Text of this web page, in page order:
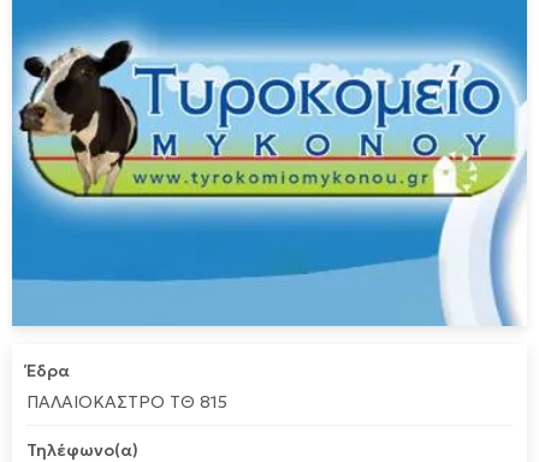
Έδρα
ΠΑΛΑΙΟΚΑΣΤΡΟ ΤΘ 815
Τηλέφωνο(α)